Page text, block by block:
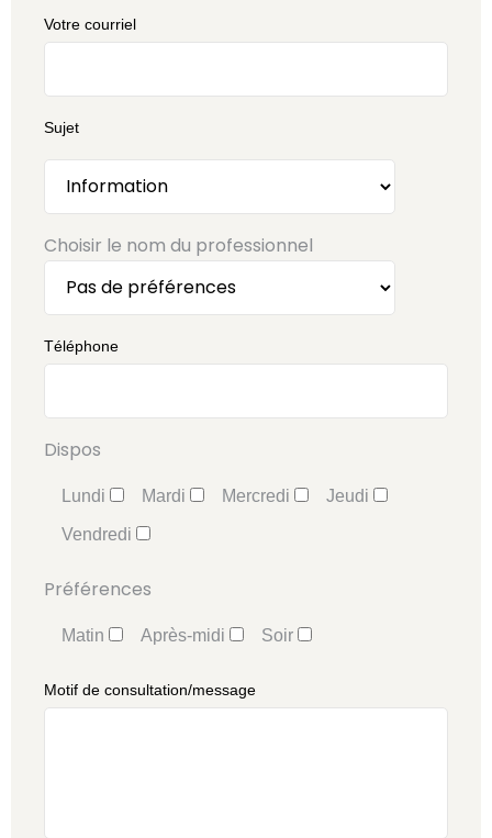
Votre courriel
Sujet
Choisir le nom du professionnel
Téléphone
Dispos
Lundi Mardi Mercredi Jeudi
Vendredi
Préférences
Matin Après-midi Soir
Motif de consultation/message